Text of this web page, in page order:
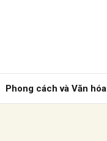
Phong cách và Văn hóa